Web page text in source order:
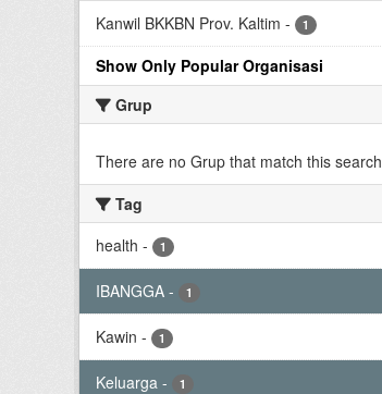
Kanwil BKKBN Prov. Kaltim - 1
Show Only Popular Organisasi
Grup
There are no Grup that match this search
Tag
health - 1
IBANGGA - 1
Kawin - 1
Keluarga - 1